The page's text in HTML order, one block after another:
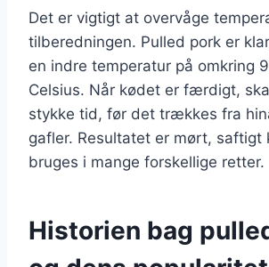
Det er vigtigt at overvåge
tilberedningen. Pulled pork er
en indre temperatur på omkring
Celsius. Når kødet er færdigt,
stykke tid, før det trækkes fra
gafler. Resultatet er mørt, saftigt
bruges i mange forskellige retter.
Historien bag